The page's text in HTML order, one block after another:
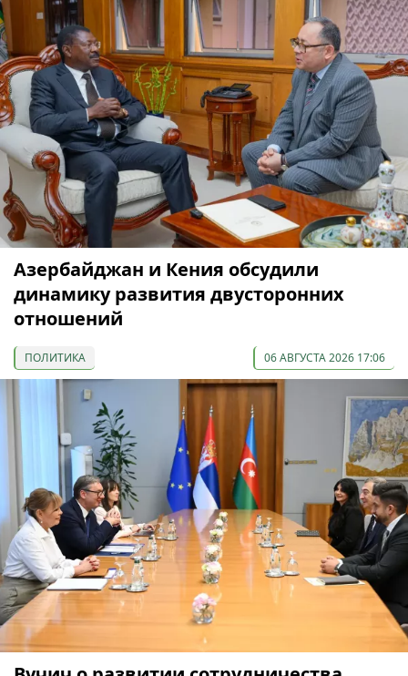
Азербайджан и Кения обсудили
динамику развития двусторонних
отношений
ПОЛИТИКА 06 АВГУСТА 2026 17:06